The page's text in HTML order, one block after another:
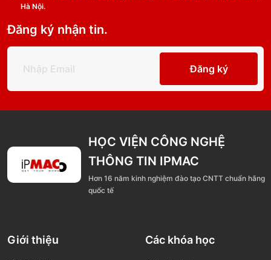
Hà Nội.
Đăng ký nhận tin.
Đăng ký
HỌC VIỆN CÔNG NGHỆ
THÔNG TIN IPMAC
Hơn 16 năm kinh nghiệm đào tạo CNTT chuẩn hãng
quốc tế
Giới thiệu Các khóa học